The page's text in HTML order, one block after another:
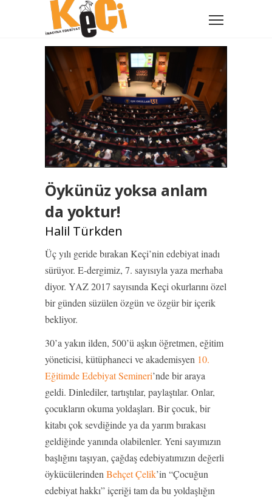
Öykünüz yoksa anlam
da yoktur!
Halil Türkden
Üç yılı geride bırakan Keçi’nin edebiyat inadı
sürüyor. E-dergimiz, 7. sayısıyla yaza merhaba
diyor. YAZ 2017 sayısında Keçi okurlarını özel
bir günden süzülen özgün ve özgür bir içerik
bekliyor.
30’a yakın ilden, 500’ü aşkın öğretmen, eğitim
yöneticisi, kütüphaneci ve akademisyen 10.
Eğitimde Edebiyat Semineri’nde bir araya
geldi. Dinlediler, tartıştılar, paylaştılar. Onlar,
çocukların okuma yoldaşları. Bir çocuk, bir
kitabı çok sevdiğinde ya da yarım bırakası
geldiğinde yanında olabilenler. Yeni sayımızın
başlığını taşıyan, çağdaş edebiyatımızın değerli
öykücülerindenBehçet Çelik’in “Çocuğun
edebiyat hakkı” içeriği tam da bu yoldaşlığın